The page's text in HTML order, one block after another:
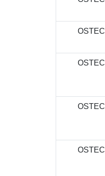
OSTEC
OSTEC
OSTEC
OSTEC